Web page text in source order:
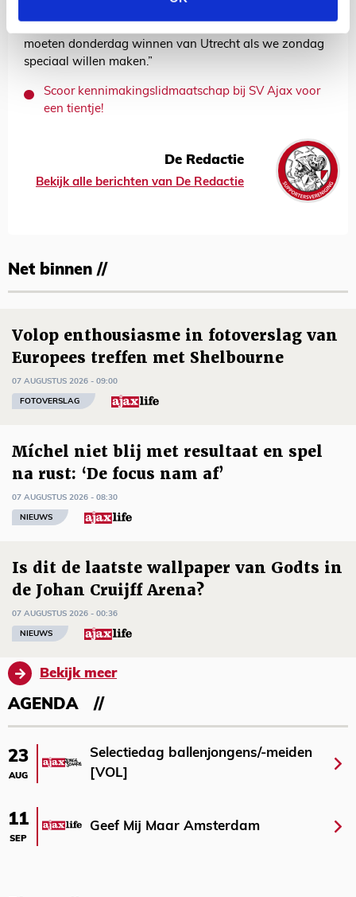
moeten donderdag winnen van Utrecht als we zondag
speciaal willen maken.”
Scoor kennimakingslidmaatschap bij SV Ajax voor
een tientje!
De Redactie
Bekijk alle berichten van De Redactie
Net binnen //
Volop enthousiasme in fotoverslag van
Europees treffen met Shelbourne
07 AUGUSTUS 2026 - 09:00
FOTOVERSLAG
Míchel niet blij met resultaat en spel
na rust: ‘De focus nam af’
07 AUGUSTUS 2026 - 08:30
NIEUWS
Is dit de laatste wallpaper van Godts in
de Johan Cruijff Arena?
07 AUGUSTUS 2026 - 00:36
NIEUWS
Bekijk meer
AGENDA
23
AUG
Selectiedag ballenjongens/-meiden
[VOL]
11
SEP
Geef Mij Maar Amsterdam